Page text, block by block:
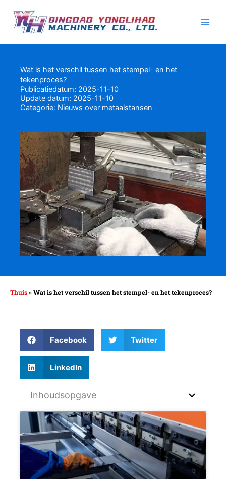
naar
inhoud
Wat is het verschil tussen het stempel- en het
tekenproces?
Publicatiedatum: 2025-11-10
Update datum: 2025-11-10
Categorie: Nieuws over metaalstansen
Thuis»Wat is het verschil tussen het stempel- en het tekenproces?
Facebook Twitter
LinkedIn
Inhoudsopgave